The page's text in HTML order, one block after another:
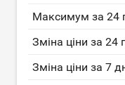
Максимум за 24
Зміна ціни за 24
Зміна ціни за 7